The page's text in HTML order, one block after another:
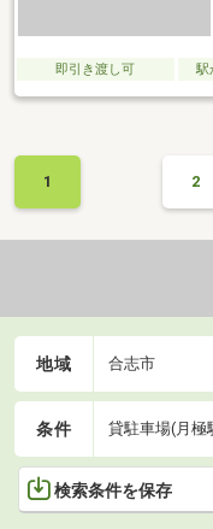
即引き渡し可 駅
1 2
地域 合志市
条件 貸駐車場(月極
検索条件を保存